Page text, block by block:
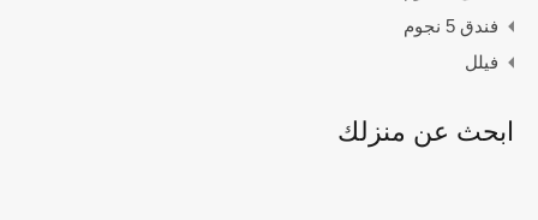
فندق 5 نجوم
فيلل
ابحث عن منزلك